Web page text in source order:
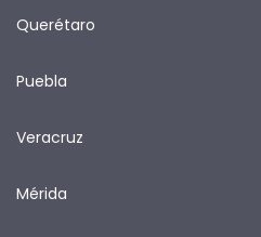
Querétaro
Puebla
Veracruz
Mérida